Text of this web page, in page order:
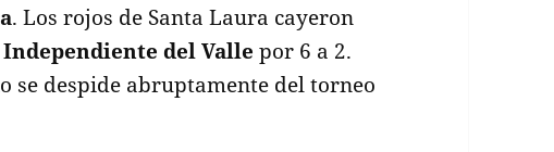
. Los rojos de Santa Laura cayeron
Independiente del Valle por 6 a 2.
se despide abruptamente del torneo